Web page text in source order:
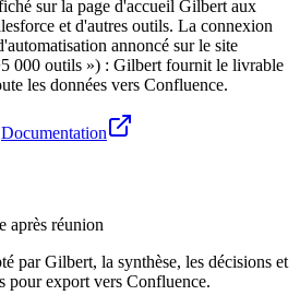
sur la page d'accueil Gilbert aux
et d'autres outils. La connexion
annoncé sur le site
000 outils ») : Gilbert fournit le livrable
les données vers Confluence.
Documentation
après réunion
par Gilbert, la synthèse, les décisions et
pour export vers Confluence.